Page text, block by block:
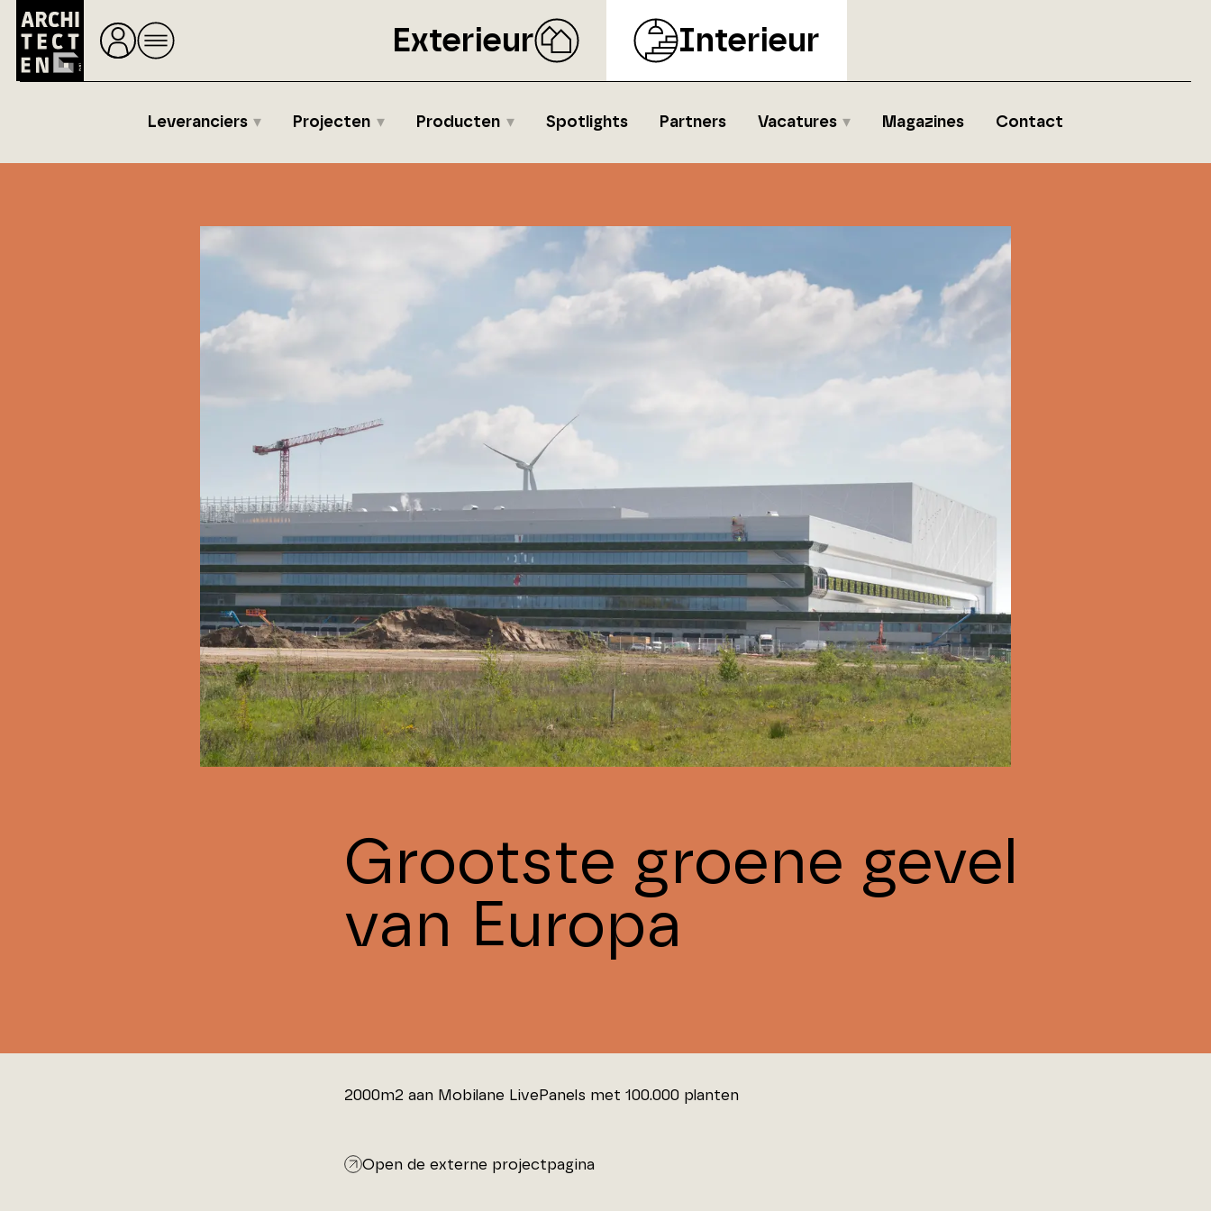
Exterieur Interieur
Leveranciers Projecten Producten Spotlights Partners Vacatures Magazines Contact
Grootste groene gevel
van Europa
2000m2 aan Mobilane LivePanels met 100.000 planten
Open de externe projectpagina